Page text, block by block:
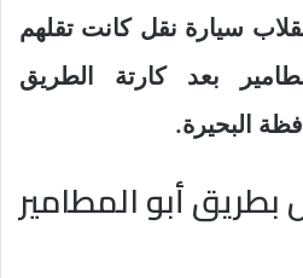
سيارة نقل كانت تقلهم
بعد كارتة الطريق
البحيرة.
بطريق أبو المطامير